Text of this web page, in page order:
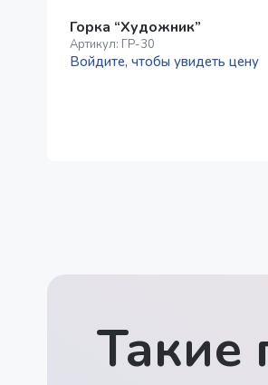
Горка “Художник”
Артикул: ГР-30
Войдите, чтобы увидеть цену
Такие